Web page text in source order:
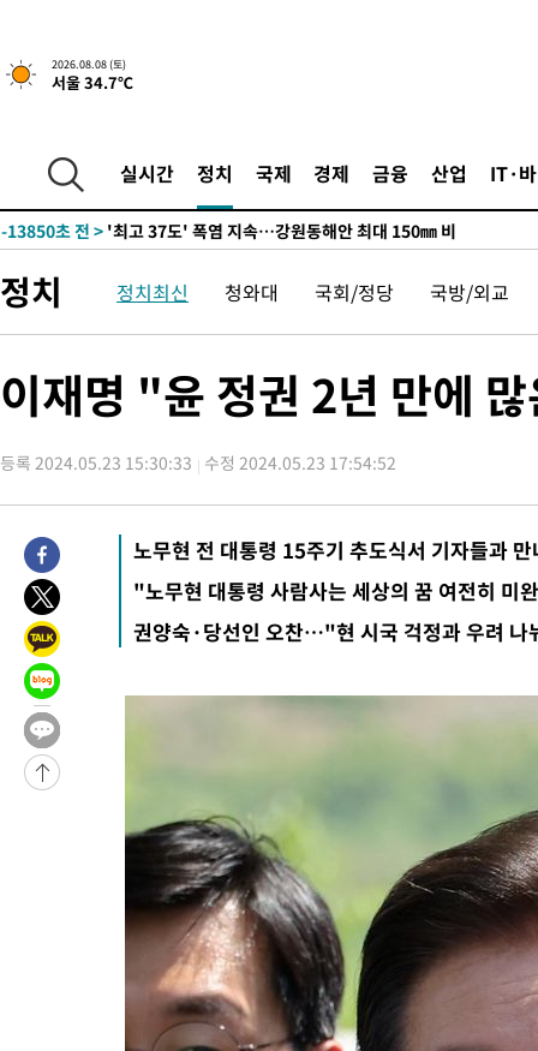
2026.08.08 (토)
서울 34.7℃
실시간 정치 국제 경제 금융 산업 IT·
-6996초 전 >[속보]뉴욕증시 상승 마감…S&P 0.6% 나스닥 1.3%↑
-29694초 전 >
극한폭염 한풀 꺾이지만…'낮 최고 35도' 무더위, 열대야 계속
-25229초 전 >
[속보]'압수수색·성접대 논란' 축구협회 "실망과 걱정 안겨드
-13850초 전 >
-6976초 전 > [속보]뉴욕증시 상승 마감…S&P 0.6% 나스닥 1.3%↑
주 날씨]
-26732초 전 >
축구협회 "압수수색·성접대 논란 사과…쇄신의 기회로 삼겠
-25249초 전 >[속보]'압수수색·성접대 논란' 축구협회 "실망과 걱정 안겨드
-6996초 전 >[속보]뉴욕증시 상승 마감…S&P 0.6% 나스닥 1.3%↑
정치 정치최신 청와대 국회/정당 국방/외교
이재명 "윤 정권 2년 만에
등록 2024.05.23 15:30:33 수정 2024.05.23 17:54:52
노무현 전 대통령 15주기 추도식서 기자들과 만
"노무현 대통령 사람사는 세상의 꿈 여전히 미
권양숙·당선인 오찬…"현 시국 걱정과 우려 나